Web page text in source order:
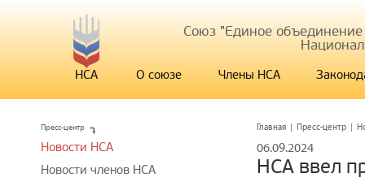
Союз "Единое
НСА О союзе Члены НСА
Главная | Пресс-центр |
06.09.2024
НСА ввел
Пресс-центр
Новости НСА
Новости членов НСА